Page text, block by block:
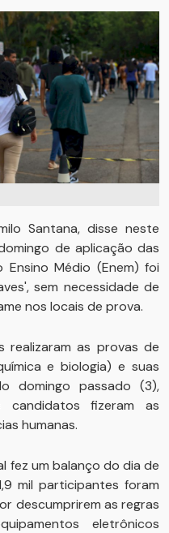
Santana, disse neste
de aplicação das
Médio (Enem) foi
sem necessidade de
nos locais de prova.
realizaram as provas de
e biologia) e suas
domingo passado (3),
fizeram as
humanas.
fez um balanço do dia de
mil participantes foram
descumprirem as regras
eletrônicos